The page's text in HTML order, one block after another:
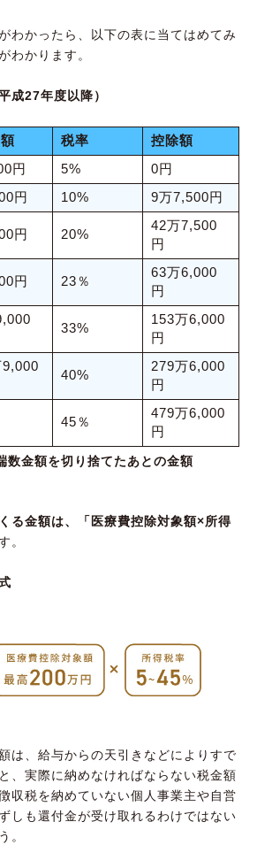
わかったら、以下の表に当てはめてみ
わかります。
成27年度以降）
税率
控除額
円
5%
0円
円
10% 9万7,500円
円 20%
42万7,500
円
円 23％
63万6,000
円
33%
153万6,000
円
40%
279万6,000
円
45％
479万6,000
円
金額を切り捨てたあとの金額
る金額は、「医療費控除対象額×所得
。
は、給与からの天引きなどによりすで
、実際に納めなければならない税金額
収税を納めていない個人事業主や自営
しも還付金が受け取れるわけではない
。